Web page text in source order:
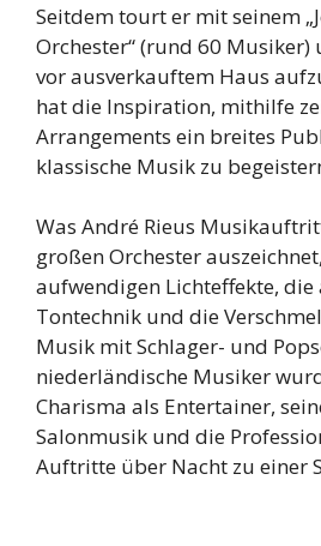
Seitdem tourt er mit seinem
Orchester“ (rund 60
vor ausverkauftem Haus
hat die Inspiration, mithilfe
Arrangements ein breites
klassische Musik zu
Was André Rieus
großen Orchester
aufwendigen Lichteffekte,
Tontechnik und die
Musik mit Schlager- und
niederländische Musiker
Charisma als Entertainer,
Salonmusik und die
Auftritte über Nacht zu einer